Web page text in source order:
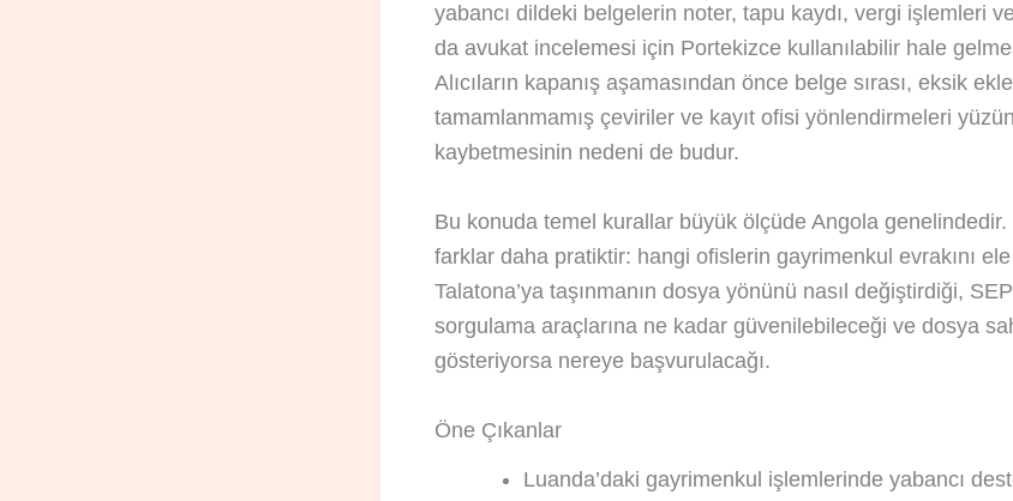
yabancı dildeki belgelerin noter, tapu kaydı, vergi işlemleri
da avukat incelemesi için Portekizce kullanılabilir hale
Alıcıların kapanış aşamasından önce belge sırası, eksik
tamamlanmamış çeviriler ve kayıt ofisi yönlendirmeleri
kaybetmesinin nedeni de budur.
Bu konuda temel kurallar büyük ölçüde Angola genelindedir.
farklar daha pratiktir: hangi ofislerin gayrimenkul evrakını ele
Talatona’ya taşınmanın dosya yönünü nasıl değiştirdiği,
sorgulama araçlarına ne kadar güvenilebileceği ve dosya
gösteriyorsa nereye başvurulacağı.
Öne Çıkanlar
Luanda’daki gayrimenkul işlemlerinde yabancı